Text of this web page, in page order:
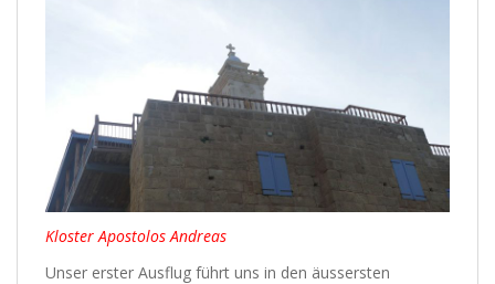
Kloster Apostolos Andreas
Unser erster Ausflug führt uns in den äussersten